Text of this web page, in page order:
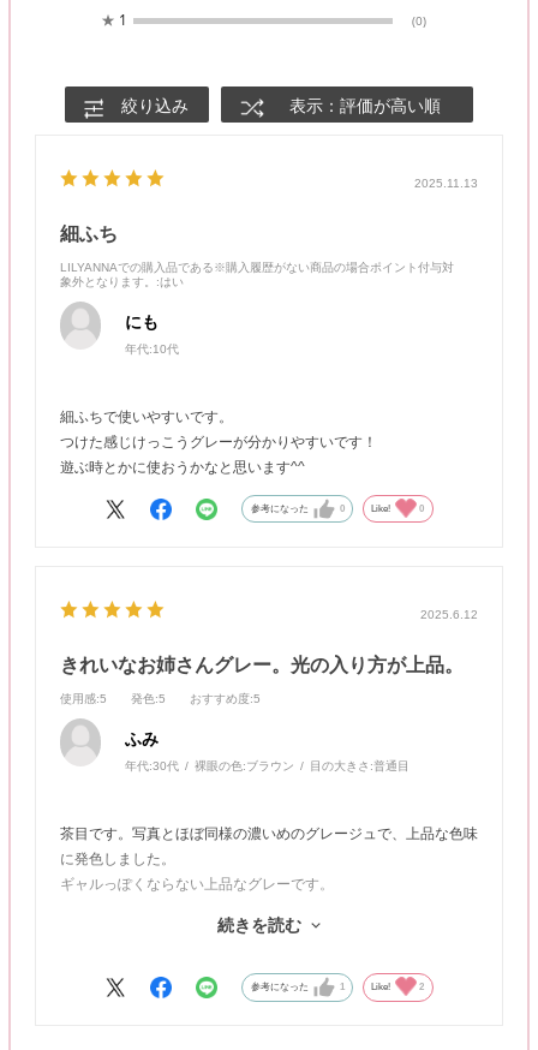
★ 1 (0)
絞り込み 表示：評価が高い順
2025.11.13
細ふち
LILYANNAでの購入品である※購入履歴がない商品の場合ポイント付与対
象外となります。
:はい
にも
年代:10代
細ふちで使いやすいです。
つけた感じけっこうグレーが分かりやすいです！
遊ぶ時とかに使おうかなと思います^^
参考になった 0 Like! 0
2025.6.12
きれいなお姉さんグレー。光の入り方が上品。
使用感:5 発色:5 おすすめ度:5
ふみ
年代:30代 裸眼の色:ブラウン 目の大きさ:普通目
茶目です。写真とほぼ同様の濃いめのグレージュで、上品な色味
に発色しました。
ギャルっぽくならない上品なグレーです。
直径は13.4mmのため、あまり盛れないのかな？と思っていまし
続きを読む
参考になった 1 Like! 2